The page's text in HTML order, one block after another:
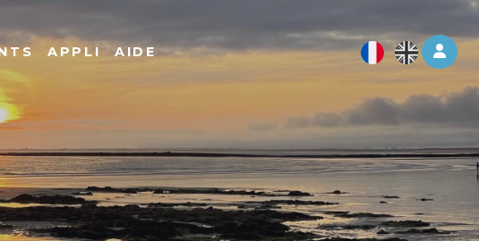
Log
APPLI AIDE